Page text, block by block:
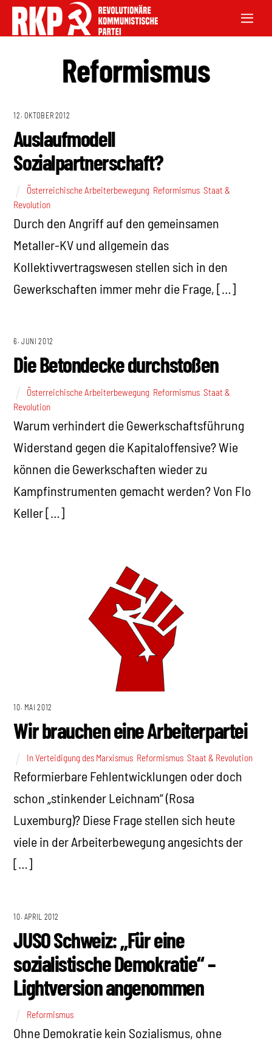
Reformismus
12. OKTOBER 2012
Auslaufmodell
Sozialpartnerschaft?
Österreichische Arbeiterbewegung Reformismus ,Staat &
Revolution
Durch den Angriff auf den gemeinsamen
Metaller-KV und allgemein das
Kollektivvertragswesen stellen sich in den
Gewerkschaften immer mehr die Frage, […]
6. JUNI 2012
Die Betondecke durchstoßen
Österreichische Arbeiterbewegung Reformismus ,Staat &
Revolution
Warum verhindert die Gewerkschaftsführung
Widerstand gegen die Kapitaloffensive? Wie
können die Gewerkschaften wieder zu
Kampfinstrumenten gemacht werden? Von Flo
Keller […]
10. MAI 2012
Wir brauchen eine Arbeiterpartei
In Verteidigung des Marxismus Reformismus ,Staat & Revolution
Reformierbare Fehlentwicklungen oder doch
schon „stinkender Leichnam“ (Rosa
Luxemburg)? Diese Frage stellen sich heute
viele in der Arbeiterbewegung angesichts der
[…]
10. APRIL 2012
JUSO Schweiz: „Für eine
sozialistische Demokratie“ –
Lightversion angenommen
Reformismus
Ohne Demokratie kein Sozialismus, ohne